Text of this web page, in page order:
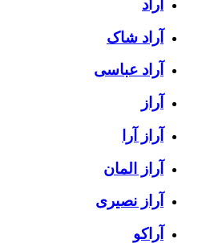
آراد
آراد شاک
آراد عباسی
آراز
آراز آرا
آراز المان
آراز نصیری
آراکو